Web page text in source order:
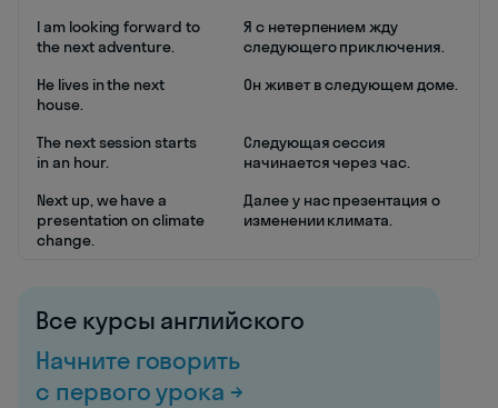
I am looking forward to
the next adventure.
Я с нетерпением жду
следующего приключения.
He lives in the next
house.
Он живет в следующем доме.
The next session starts
in an hour.
Следующая сессия
начинается через час.
Next up, we have a
presentation on climate
change.
Далее у нас презентация о
изменении климата.
Все курсы английского
Начните говорить
с первого урока →